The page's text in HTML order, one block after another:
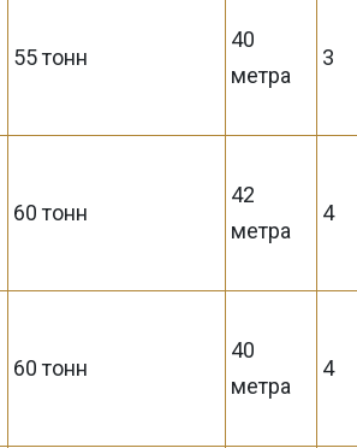
55 тонн
40
метра
3
60 тонн
42
метра
4
60 тонн
40
метра
4